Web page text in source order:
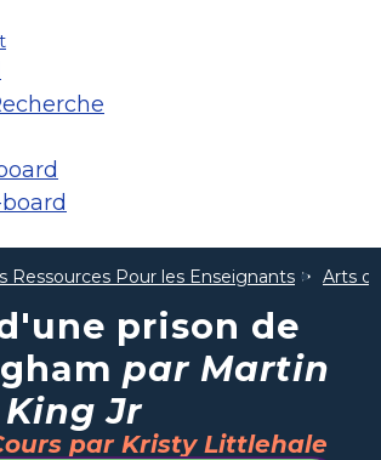
Ressources Pour les Enseignants Arts
prison de
par Martin
Jr
par Kristy Littlehale